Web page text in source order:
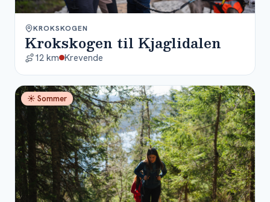
KROKSKOGEN
Krokskogen til Kjaglidalen
12 km Krevende
☀ Sommer